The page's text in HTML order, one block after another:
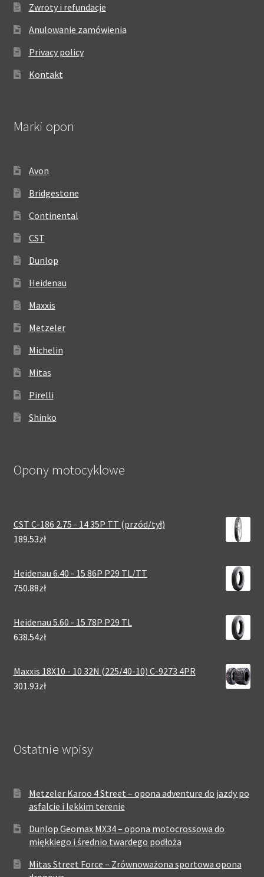
Zwroty i refundacje
Anulowanie zamówienia
Privacy policy
Kontakt
Marki opon
Avon
Bridgestone
Continental
CST
Dunlop
Heidenau
Maxxis
Metzeler
Michelin
Mitas
Pirelli
Shinko
Opony motocyklowe
CST C-186 2.75 - 14 35P TT (przód/tył)
189.53zł
Heidenau 6.40 - 15 86P P29 TL/TT
750.88zł
Heidenau 5.60 - 15 78P P29 TL
638.54zł
Maxxis 18X10 - 10 32N (225/40-10) C-9273 4PR
301.93zł
Ostatnie wpisy
Metzeler Karoo 4 Street – opona adventure do jazdy po
asfalcie i lekkim terenie
Dunlop Geomax MX34 – opona motocrossowa do
miękkiego i średnio twardego podłoża
Mitas Street Force – Zrównoważona sportowa opona